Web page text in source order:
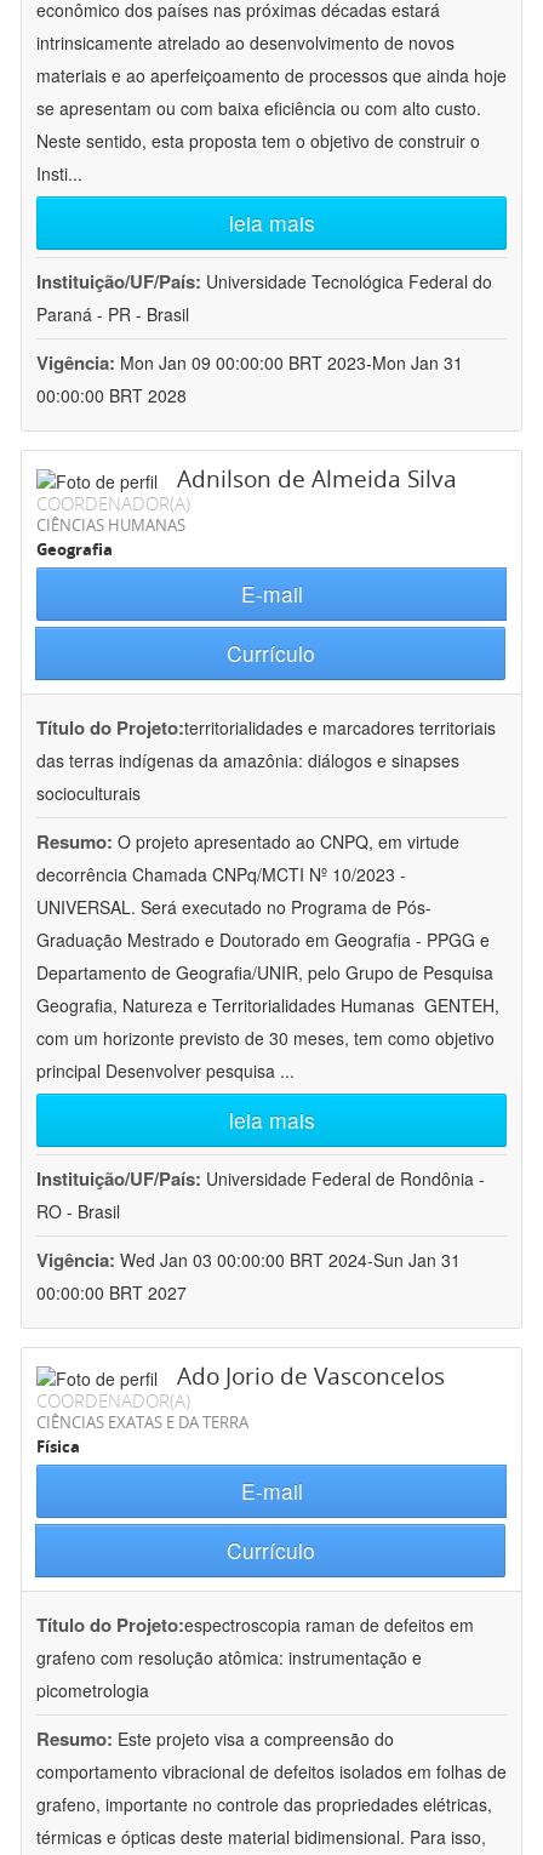
econômico dos países nas próximas décadas estará
intrinsicamente atrelado ao desenvolvimento de novos
materiais e ao aperfeiçoamento de processos que ainda hoje
se apresentam ou com baixa eficiência ou com alto custo.
Neste sentido, esta proposta tem o objetivo de construir o
Insti...
leia mais
Instituição/UF/País: Universidade Tecnológica Federal do
Paraná - PR - Brasil
Vigência: Mon Jan 09 00:00:00 BRT 2023-Mon Jan 31
00:00:00 BRT 2028
Adnilson de Almeida Silva
COORDENADOR(A)
CIÊNCIAS HUMANAS
Geografia
E-mail
Currículo
Título do Projeto:territorialidades e marcadores territoriais
das terras indígenas da amazônia: diálogos e sinapses
socioculturais
Resumo: O projeto apresentado ao CNPQ, em virtude
decorrência Chamada CNPq/MCTI Nº 10/2023 -
UNIVERSAL. Será executado no Programa de Pós-
Graduação Mestrado e Doutorado em Geografia - PPGG e
Departamento de Geografia/UNIR, pelo Grupo de Pesquisa
Geografia, Natureza e Territorialidades Humanas  GENTEH,
com um horizonte previsto de 30 meses, tem como objetivo
principal Desenvolver pesquisa ...
leia mais
Instituição/UF/País: Universidade Federal de Rondônia -
RO - Brasil
Vigência: Wed Jan 03 00:00:00 BRT 2024-Sun Jan 31
00:00:00 BRT 2027
Ado Jorio de Vasconcelos
COORDENADOR(A)
CIÊNCIAS EXATAS E DA TERRA
Física
E-mail
Currículo
Título do Projeto:espectroscopia raman de defeitos em
grafeno com resolução atômica: instrumentação e
picometrologia
Resumo: Este projeto visa a compreensão do
comportamento vibracional de defeitos isolados em folhas de
grafeno, importante no controle das propriedades elétricas,
térmicas e ópticas deste material bidimensional. Para isso,